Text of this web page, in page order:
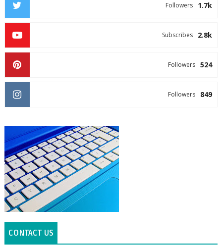
1.7k
Followers
2.8k
Subscribes
524
Followers
849
Followers
CONTACT US